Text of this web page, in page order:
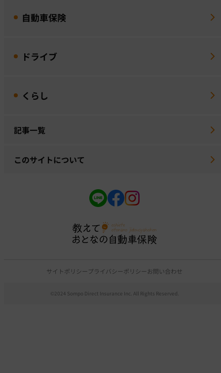
自動車保険
ドライブ
くらし
記事一覧
このサイトについて
サイトポリシープライバシーポリシーお問い合わせ
©2024 Sompo Direct Insurance Inc. All Rights Reserved.